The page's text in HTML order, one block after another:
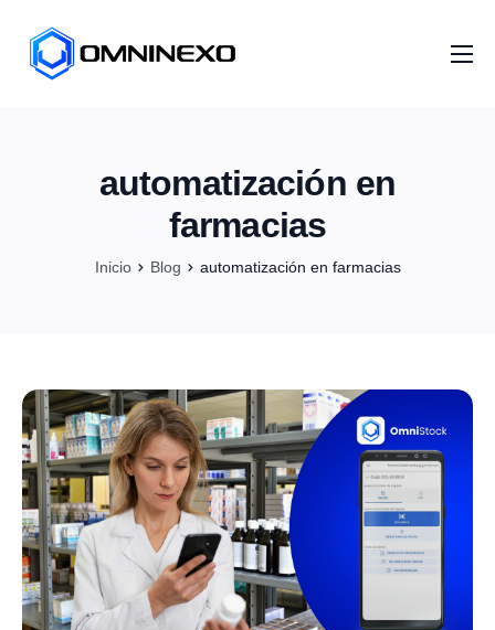
Servicios
Distribuidores
automatización en
farmacias
Inicio Blog automatización en farmacias